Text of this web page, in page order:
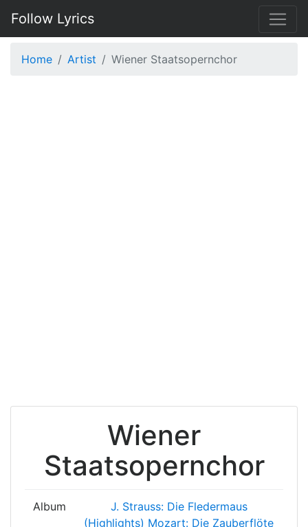
Follow Lyrics
Home Artist Wiener Staatsopernchor
Wiener
Staatsopernchor
Album
J. Strauss: Die Fledermaus
(Highlights) Mozart: Die Zauberflöte